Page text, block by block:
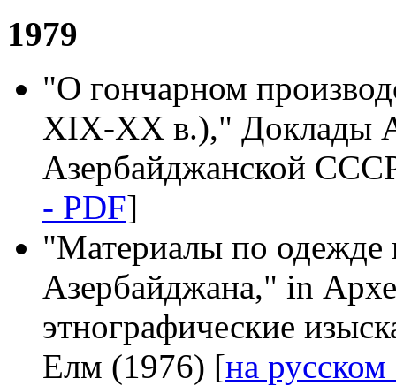
1979
"О гончарном
XIX-XX в.)," Доклады
Азербайджанской
- PDF]
"Mатериалы по одежде
Азербайджана," in
этнографические
Елм (1976) [на